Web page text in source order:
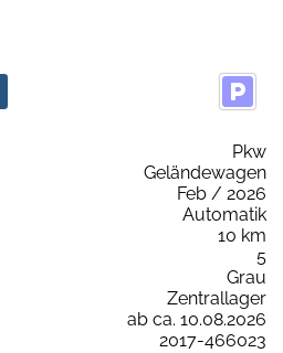
Pkw
Geländewagen
Feb / 2026
Automatik
10 km
5
Grau
Zentrallager
ab ca. 10.08.2026
2017-466023